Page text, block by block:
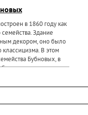
в 1860 году как
Здание
декором, оно было
классицизма. В этом
Бубновых, в
передан под